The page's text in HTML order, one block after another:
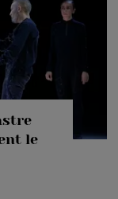
le